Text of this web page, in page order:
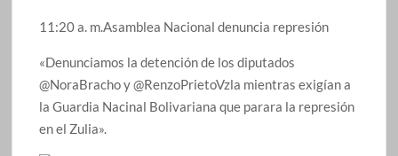
11:20 a. m.Asamblea Nacional denuncia represión
«Denunciamos la detención de los diputados
@NoraBracho y @RenzoPrietoVzla mientras exigían a
la Guardia Nacinal Bolivariana que parara la represión
en el Zulia».